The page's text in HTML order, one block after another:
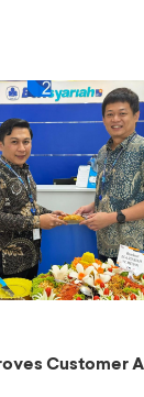
Customer